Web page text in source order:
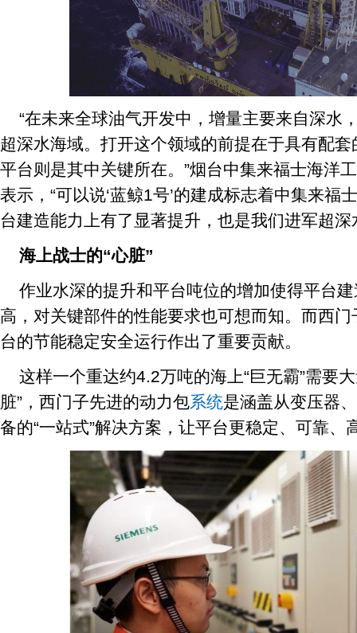
“在未来全球油气开发中，增量主要来自深水
超深水海域。打开这个领域的前提在于具有配
平台则是其中关键所在。”烟台中集来福士海洋
表示，“可以说‘蓝鲸1号’的建成标志着中集来福
台建造能力上有了显著提升，也是我们进军超
海上战士的“心脏”
作业水深的提升和平台吨位的增加使得平台
高，对关键部件的性能要求也可想而知。而西
台的节能稳定安全运行作出了重要贡献。
这样一个重达约4.2万吨的海上“巨无霸”需要
脏”，西门子先进的动力包系统是涵盖从变压器
备的“一站式”解决方案，让平台更稳定、可靠、